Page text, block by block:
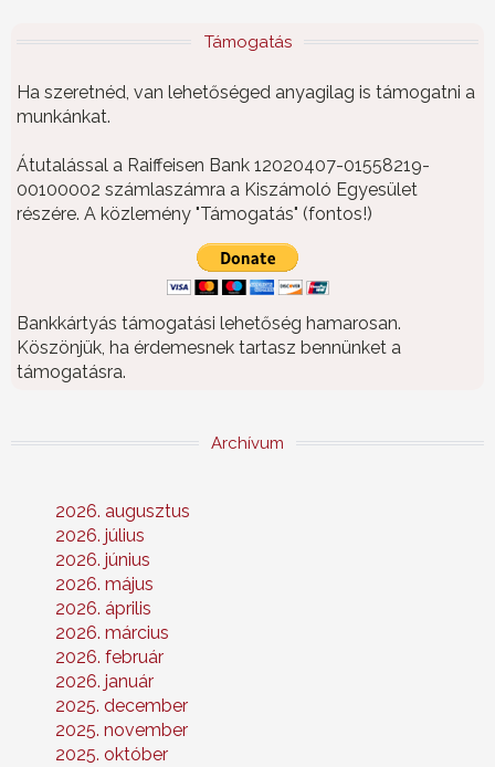
Támogatás
Ha szeretnéd, van lehetőséged anyagilag is támogatni a
munkánkat.
Átutalással a Raiffeisen Bank 12020407-01558219-
00100002 számlaszámra a Kiszámoló Egyesület
részére. A közlemény "Támogatás" (fontos!)
Bankkártyás támogatási lehetőség hamarosan.
Köszönjük, ha érdemesnek tartasz bennünket a
támogatásra.
Archívum
2026. augusztus
2026. július
2026. június
2026. május
2026. április
2026. március
2026. február
2026. január
2025. december
2025. november
2025. október